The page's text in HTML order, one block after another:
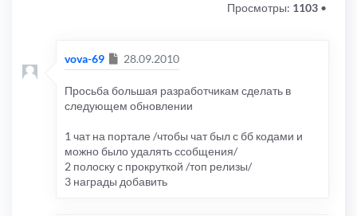
Просмотры: 1103 •
vova-69 Сообщение
28.09.2010
Просьба большая разработчикам сделать в
следующем обновлении
1 чат на портале /чтобы чат был с бб кодами и
можно было удалять ссобщения/
2 полоску с прокруткой /топ релизы/
3 награды добавить